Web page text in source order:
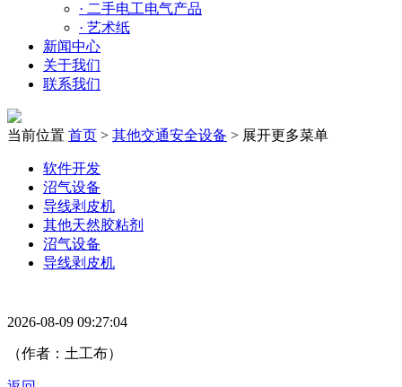
· 二手电工电气产品
· 艺术纸
新闻中心
关于我们
联系我们
当前位置 首页 > 其他交通安全设备 > 展开更多菜单
软件开发
沼气设备
导线剥皮机
其他天然胶粘剂
沼气设备
导线剥皮机
2026-08-09 09:27:04
（作者：土工布）